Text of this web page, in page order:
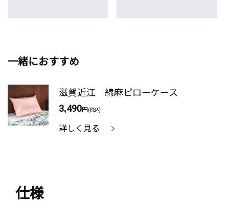
一緒におすすめ
滋賀近江 綿麻ピローケース
3,490円(税込)
詳しく見る
仕様